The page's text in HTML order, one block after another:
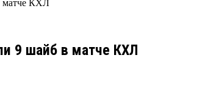
матче КХЛ
9 шайб в матче КХЛ